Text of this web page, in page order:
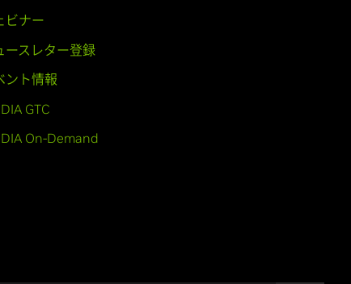
ビナー
ースレター登録
ント情報
GTC
On-Demand